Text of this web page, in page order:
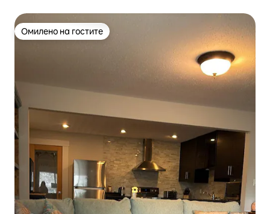
Омилено на гостите
Омилено на гостите